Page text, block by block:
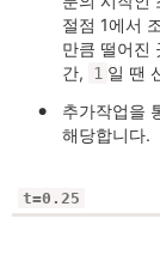
절점 1에서
만큼 떨어진
간,
1 일 땐
추가작업을
해당합니다.
t=0.25